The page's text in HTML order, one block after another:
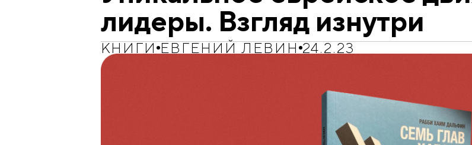
лидеры. Взгляд изнутри
КНИГИ ЕВГЕНИЙ ЛЕВИН 24.2.23